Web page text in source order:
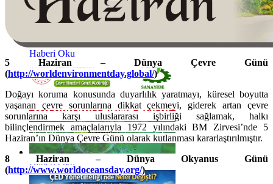
Haberi Oku
Haberi Oku
5 Haziran – Dünya Çevre Günü
(http://worldenvironmentday.global/)
Doğayı koruma konusunda duyarlılık yaratmayı, küresel boyutta
yaşanan çevre sorunlarına dikkat çekmeyi, giderek artan çevre
sorunlarına karşı uluslararası işbirliği sağlamak, halkı
bilinçlendirmek amaçlalarıyla 1972 yılındaki BM Zirvesi’nde 5
Haziran’ın Dünya Çevre Günü olarak kutlanması kararlaştırılmıştır.
8 Haziran – Dünya Okyanus Günü
(http://www.worldoceansday.org/)